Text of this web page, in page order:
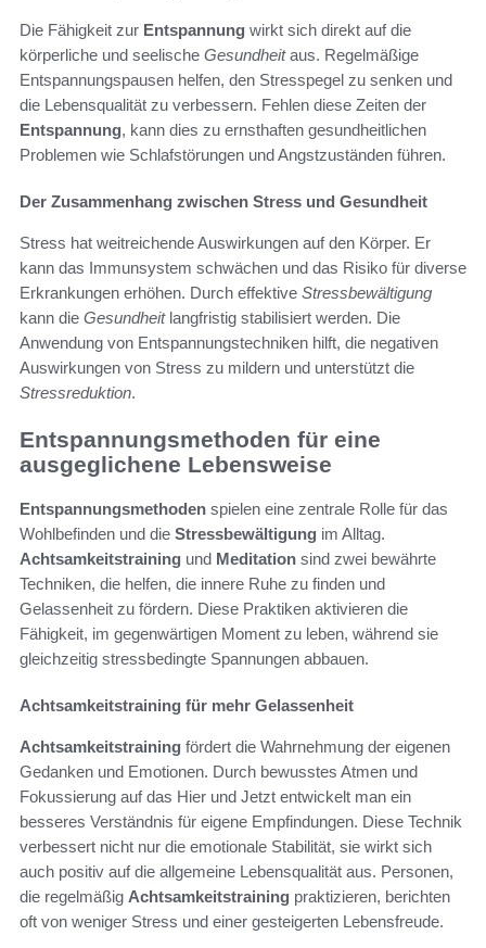
Die Fähigkeit zur Entspannung wirkt sich direkt auf die
körperliche und seelische Gesundheitaus. Regelmäßige
Entspannungspausen helfen, den Stresspegel zu senken und
die Lebensqualität zu verbessern. Fehlen diese Zeiten der
Entspannung, kann dies zu ernsthaften gesundheitlichen
Problemen wie Schlafstörungen und Angstzuständen führen.
Der Zusammenhang zwischen Stress und Gesundheit
Stress hat weitreichende Auswirkungen auf den Körper. Er
kann das Immunsystem schwächen und das Risiko für diverse
Erkrankungen erhöhen. Durch effektive Stressbewältigung
kann die Gesundheitlangfristig stabilisiert werden. Die
Anwendung von Entspannungstechniken hilft, die negativen
Auswirkungen von Stress zu mildern und unterstützt die
Stressreduktion.
Entspannungsmethoden für eine
ausgeglichene Lebensweise
Entspannungsmethoden spielen eine zentrale Rolle für das
Wohlbefinden und die Stressbewältigung im Alltag.
Achtsamkeitstraining und Meditation sind zwei bewährte
Techniken, die helfen, die innere Ruhe zu finden und
Gelassenheit zu fördern. Diese Praktiken aktivieren die
Fähigkeit, im gegenwärtigen Moment zu leben, während sie
gleichzeitig stressbedingte Spannungen abbauen.
Achtsamkeitstraining für mehr Gelassenheit
Achtsamkeitstraining fördert die Wahrnehmung der eigenen
Gedanken und Emotionen. Durch bewusstes Atmen und
Fokussierung auf das Hier und Jetzt entwickelt man ein
besseres Verständnis für eigene Empfindungen. Diese Technik
verbessert nicht nur die emotionale Stabilität, sie wirkt sich
auch positiv auf die allgemeine Lebensqualität aus. Personen,
die regelmäßig Achtsamkeitstraining praktizieren, berichten
oft von weniger Stress und einer gesteigerten Lebensfreude.